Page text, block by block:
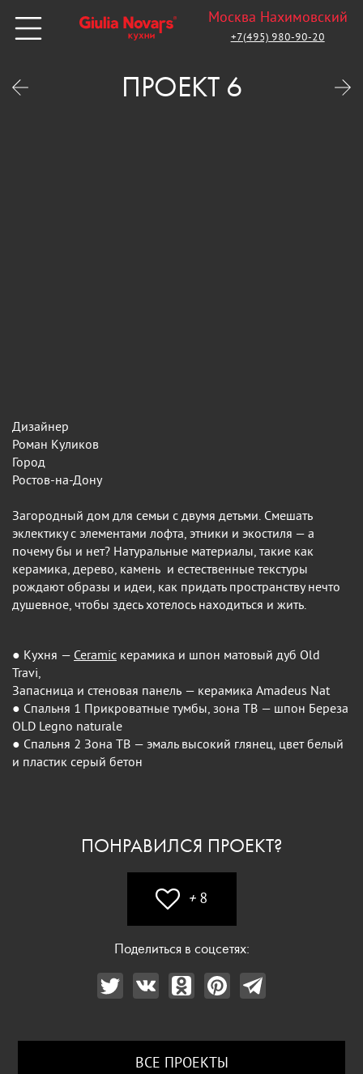
Москва Нахимовский
+7(495) 980-90-20
ПРОЕКТ 6
Дизайнер
Роман Куликов
Город
Ростов-на-Дону
Загородный дом для семьи с двумя детьми. Смешать
эклектику с элементами лофта, этники и экостиля — а
почему бы и нет? Натуральные материалы, такие как
керамика, дерево, камень и естественные текстуры
рождают образы и идеи, как придать пространству нечто
душевное, чтобы здесь хотелось находиться и жить.
● Кухня — Ceramic керамика и шпон матовый дуб Old
Travi,
Запасница и стеновая панель — керамика Amadeus Nat
● Спальня 1 Прикроватные тумбы, зона ТВ — шпон Береза
OLD Legno naturale
● Спальня 2 Зона ТВ — эмаль высокий глянец, цвет белый
и пластик серый бетон
ПОНРАВИЛСЯ ПРОЕКТ?
+ 8
Поделиться в соцсетях:
ВСЕ ПРОЕКТЫ